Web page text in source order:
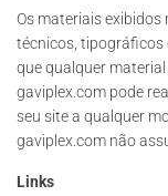
Os materiais exibidos
técnicos, tipográficos
que qualquer
gaviplex.com pode
seu site a qualquer
gaviplex.com não
Links